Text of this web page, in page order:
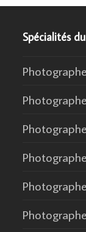
Spécialités